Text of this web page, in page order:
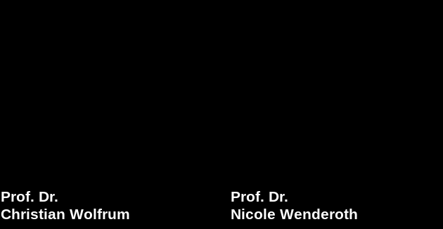
Prof. Dr.
Christian Wolfrum
Prof. Dr.
Nicole Wenderoth